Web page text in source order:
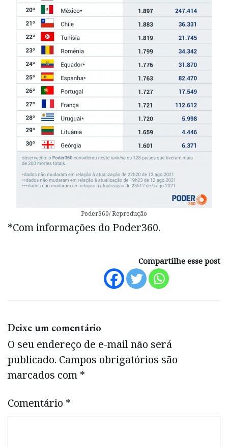
Poder360/ Reprodução
*Com informações do Poder360.
Compartilhe esse post
Deixe um comentário
O seu endereço de e-mail não será
publicado. Campos obrigatórios são
marcados com *
Comentário *